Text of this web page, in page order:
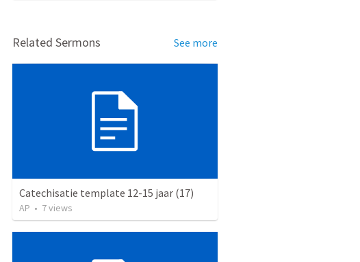
Related Sermons See more
Catechisatie template 12-15 jaar (17)
AP • 7views